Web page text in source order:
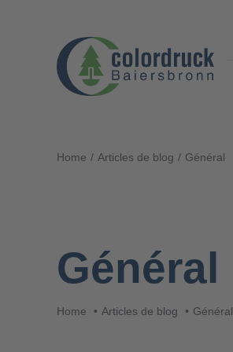
Home Articles de blog Général
Général
Home Articles de blog Général